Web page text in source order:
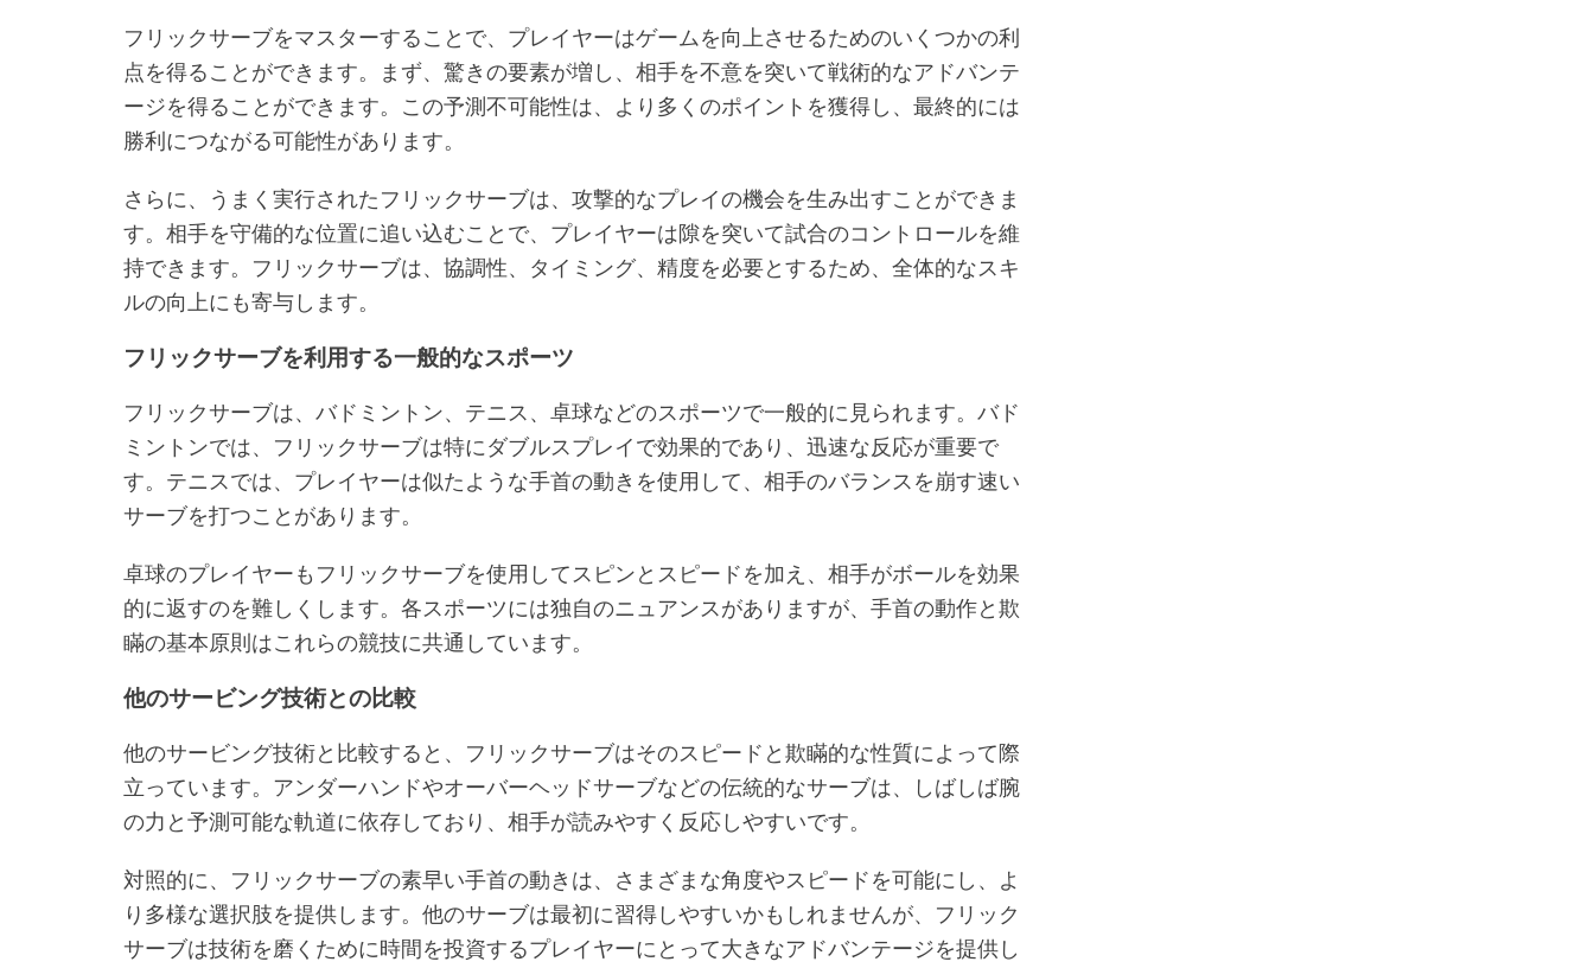
フリックサーブをマスターすることで、プレイヤーはゲームを向上させるためのいくつかの利
点を得ることができます。まず、驚きの要素が増し、相手を不意を突いて戦術的なアドバンテ
ージを得ることができます。この予測不可能性は、より多くのポイントを獲得し、最終的には
勝利につながる可能性があります。
さらに、うまく実行されたフリックサーブは、攻撃的なプレイの機会を生み出すことができま
す。相手を守備的な位置に追い込むことで、プレイヤーは隙を突いて試合のコントロールを維
持できます。フリックサーブは、協調性、タイミング、精度を必要とするため、全体的なスキ
ルの向上にも寄与します。
フリックサーブを利用する一般的なスポーツ
フリックサーブは、バドミントン、テニス、卓球などのスポーツで一般的に見られます。バド
ミントンでは、フリックサーブは特にダブルスプレイで効果的であり、迅速な反応が重要で
す。テニスでは、プレイヤーは似たような手首の動きを使用して、相手のバランスを崩す速い
サーブを打つことがあります。
卓球のプレイヤーもフリックサーブを使用してスピンとスピードを加え、相手がボールを効果
的に返すのを難しくします。各スポーツには独自のニュアンスがありますが、手首の動作と欺
瞞の基本原則はこれらの競技に共通しています。
他のサービング技術との比較
他のサービング技術と比較すると、フリックサーブはそのスピードと欺瞞的な性質によって際
立っています。アンダーハンドやオーバーヘッドサーブなどの伝統的なサーブは、しばしば腕
の力と予測可能な軌道に依存しており、相手が読みやすく反応しやすいです。
対照的に、フリックサーブの素早い手首の動きは、さまざまな角度やスピードを可能にし、よ
り多様な選択肢を提供します。他のサーブは最初に習得しやすいかもしれませんが、フリック
サーブは技術を磨くために時間を投資するプレイヤーにとって大きなアドバンテージを提供し